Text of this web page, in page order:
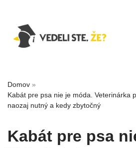
Domov »
Kabát pre psa nie je móda. Veterinárka
naozaj nutný a kedy zbytočný
Kabát pre psa